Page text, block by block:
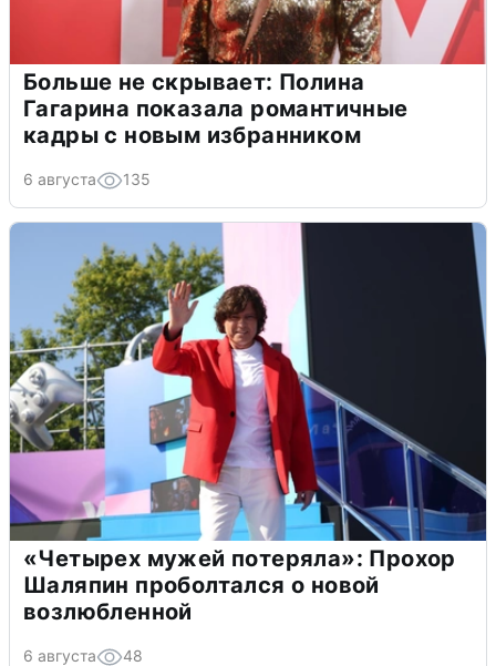
Больше не скрывает: Полина
Гагарина показала романтичные
кадры с новым избранником
6 августа 135
«Четырех мужей потеряла»: Прохор
Шаляпин проболтался о новой
возлюбленной
6 августа 48